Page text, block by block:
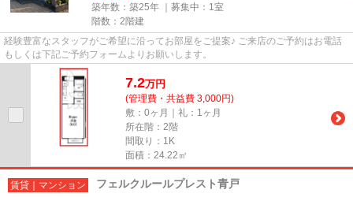
築年数：築25年 ｜募集中： 1室
階数：2階建
経験豊富なスタッフがご希望に沿ってお部屋をご提案♪ ご来店のご予約はお電話
もしくは下記ご予約フォームよりお願いします。
7.2万円
(管理費・共益費 3,000円)
敷：0ヶ月｜礼：1ヶ月
所在階：2階
間取り：1K
面積：24.22㎡
賃貸｜マンション フェルクルールプレスト青戸